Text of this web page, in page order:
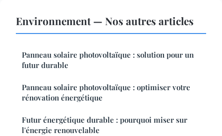
Environnement — Nos autres articles
Panneau solaire photovoltaïque : solution pour un
futur durable
Panneau solaire photovoltaïque : optimiser votre
rénovation énergétique
Futur énergétique durable : pourquoi miser sur
l'énergie renouvelable